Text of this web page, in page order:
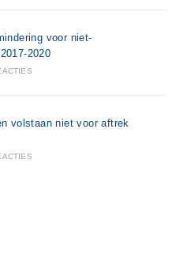
voor niet-
2020
volstaan niet voor aftrek